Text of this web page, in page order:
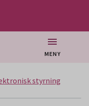
MENY
styrning